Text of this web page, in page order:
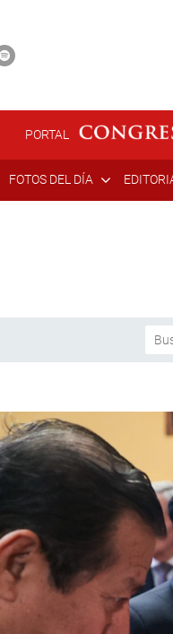
PORTAL
FOTOS DEL DÍA